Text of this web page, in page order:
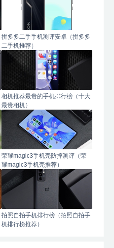
拼多多二手手机测评安卓（拼多多
二手机推荐）
相机推荐最贵的手机排行榜（十大
最贵相机）
荣耀magic3手机壳防摔测评（荣
耀magic3手机壳推荐）
拍照自拍手机排行榜（拍照自拍手
机排行榜推荐）